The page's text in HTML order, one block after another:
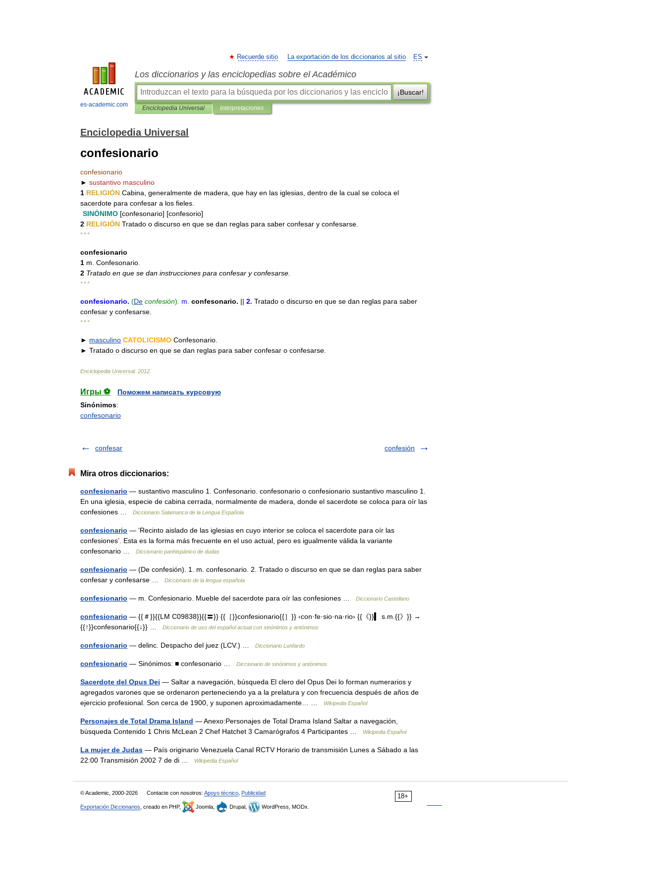
es-academic.com
ES
Recuerde sitio La exportación de los diccionarios al sitio
Los diccionarios y las enciclopedias sobre el Académico
¡Buscar!
Enciclopedia Universal interpretaciones
Enciclopedia Universal
confesionario
confesionario
► sustantivo masculino
1 RELIGIÓN Cabina generalmente de madera que hay en las iglesias dentro de la cual se coloca el
sacerdote para confesar a los fieles
SINÓNIMO [confesonario] [confesorio]
2 RELIGIÓN Tratado o discurso en que se dan reglas para saber confesar y confesarse
* * *
confesionario
1 m Confesonario
2 Tratado en que se dan instrucciones para confesar y confesarse
* * *
confesionario. (De confesión). m confesonario. || 2. Tratado o discurso en que se dan reglas para saber
confesar y confesarse
* * *
► masculino CATOLICISMO Confesonario
► Tratado o discurso en que se dan reglas para saber confesar o confesarse
Enciclopedia Universal. 2012
Игры ⚽
Поможем написать курсовую
Sinónimos:
confesonario
confesar confesión
Mira otros diccionarios:
confesionario — sustantivo masculino 1. Confesonario. confesonario o confesionario sustantivo masculino 1.
En una iglesia, especie de cabina cerrada, normalmente de madera, donde el sacerdote se coloca para oír las
confesiones …
Diccionario Salamanca de la Lengua Española
confesionario — ‘Recinto aislado de las iglesias en cuyo interior se coloca el sacerdote para oír las
confesiones’. Esta es la forma más frecuente en el uso actual, pero es igualmente válida la variante
confesonario …
Diccionario panhispánico de dudas
confesionario — (De confesión). 1. m. confesonario. 2. Tratado o discurso en que se dan reglas para saber
confesar y confesarse …
Diccionario de la lengua española
confesionario — m. Confesionario. Mueble del sacerdote para oír las confesiones … Diccionario Castellano
confesionario — {{＃}}{{LM C09838}}{{〓}} {{［}}confesionario{{］}} ‹con·fe·sio·na·rio› {{《}}▍ s.m.{{》}} →
{{↑}}confesonario{{↓}} …
Diccionario de uso del español actual con sinónimos y antónimos
confesionario — delinc. Despacho del juez (LCV.) … Diccionario Lunfardo
confesionario — Sinónimos: ■ confesonario … Diccionario de sinónimos y antónimos
Sacerdote del Opus Dei — Saltar a navegación, búsqueda El clero del Opus Dei lo forman numerarios y
agregados varones que se ordenaron perteneciendo ya a la prelatura y con frecuencia después de años de
ejercicio profesional. Son cerca de 1900, y suponen aproximadamente… …
Wikipedia Español
Personajes de Total Drama Island — Anexo:Personajes de Total Drama Island Saltar a navegación,
búsqueda Contenido 1 Chris McLean 2 Chef Hatchet 3 Camarógrafos 4 Participantes …
Wikipedia Español
La mujer de Judas — País originario Venezuela Canal RCTV Horario de transmisión Lunes a Sábado a las
22:00 Transmisión 2002 7 de di …
Wikipedia Español
18+
© Academic, 2000-2026 Contacte con nosotros: Apoyo técnico Publicidad
Exportación Diccionarios , creado en PHP, Joomla, Drupal, WordPress, MODx.